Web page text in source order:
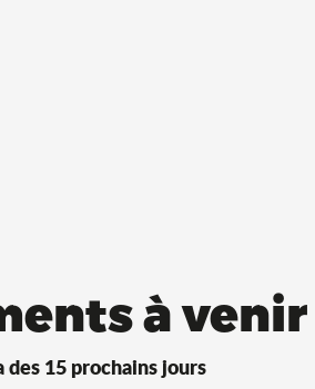
à venir
des 15 prochains jours